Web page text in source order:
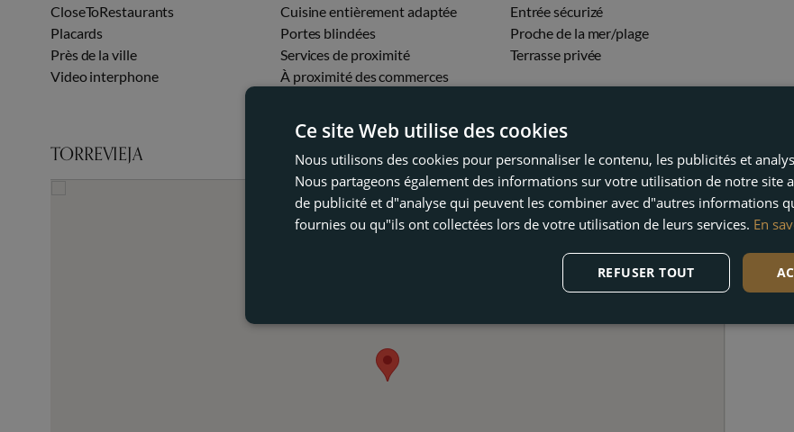
CloseToRestaurants
Cuisine entièrement adaptée
Entrée sécurizé
Placards
Portes blindées
Proche de la mer/plage
Près de la ville
Services de proximité
Terrasse privée
Video interphone
À proximité des commerces
TORREVIEJA
Ce site Web utilise des cookies
Nous utilisons des cookies pour personnaliser le contenu, les publicités et
Nous partageons également des informations sur votre utilisation de notre site
de publicité et d"analyse qui peuvent les combiner avec d"autres informations
fournies ou qu"ils ont collectées lors de votre utilisation de leurs services. En
REFUSER TOUT